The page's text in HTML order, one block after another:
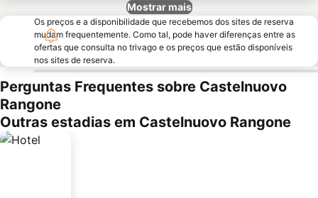
Mostrar mais
Os preços e a disponibilidade que recebemos dos sites de reserva
mudam frequentemente. Como tal, pode haver diferenças entre as
ofertas que consulta no trivago e os preços que estão disponíveis
nos sites de reserva.
Perguntas Frequentes sobre Castelnuovo
Rangone
Outras estadias em Castelnuovo Rangone